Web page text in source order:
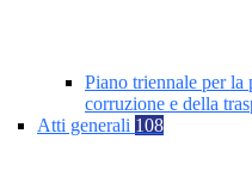
Piano triennale per la
corruzione e della
Atti generali 108